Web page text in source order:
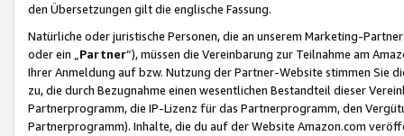
den Übersetzungen gilt die englische Fassung.
Natürliche oder juristische Personen, die an unserem Marketing-
oder ein „Partner“), müssen die Vereinbarung zur Teilnahme am
Ihrer Anmeldung auf bzw. Nutzung der Partner-Website stimmen Sie
zu, die durch Bezugnahme einen wesentlichen Bestandteil dieser
Partnerprogramm, die IP-Lizenz für das Partnerprogramm, den
Partnerprogramm). Inhalte, die du auf der Website Amazon.com